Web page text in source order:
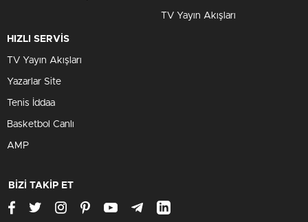
TV Yayın Akışları
HIZLI SERVİS
TV Yayın Akışları
Yazarlar Site
Tenis İddaa
Basketbol Canlı
AMP
BİZİ TAKİP ET